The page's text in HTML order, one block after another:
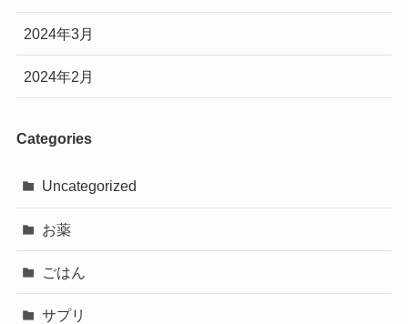
2024年3月
2024年2月
Categories
Uncategorized
お薬
ごはん
サプリ